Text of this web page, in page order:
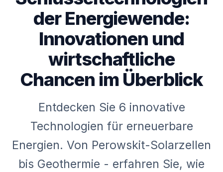
der Energiewende:
Innovationen und
wirtschaftliche
Chancen im Überblick
Entdecken Sie 6 innovative
Technologien für erneuerbare
Energien. Von Perowskit-Solarzellen
bis Geothermie - erfahren Sie, wie